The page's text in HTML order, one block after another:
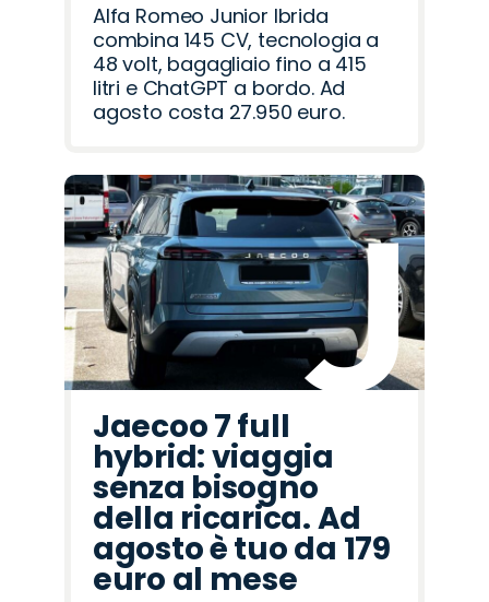
Alfa Romeo Junior Ibrida
combina 145 CV, tecnologia a
48 volt, bagagliaio fino a 415
litri e ChatGPT a bordo. Ad
agosto costa 27.950 euro.
Jaecoo 7 full
hybrid: viaggia
senza bisogno
della ricarica. Ad
agosto è tuo da 179
euro al mese